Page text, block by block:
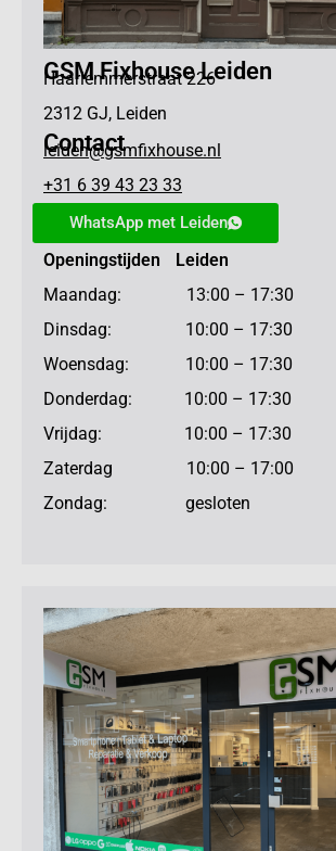
GSM Fixhouse Leiden
Haarlemmerstraat 226
2312 GJ, Leiden
Contact
leiden@gsmfixhouse.nl
+31 6 39 43 23 33
WhatsApp met Leiden
Openingstijden Leiden
Maandag: 13:00 – 17:30
Dinsdag: 10:00 – 17:30
Woensdag: 10:00 – 17:30
Donderdag: 10:00 – 17:30
Vrijdag: 10:00 – 17:30
Zaterdag 10:00 – 17:00
Zondag: gesloten